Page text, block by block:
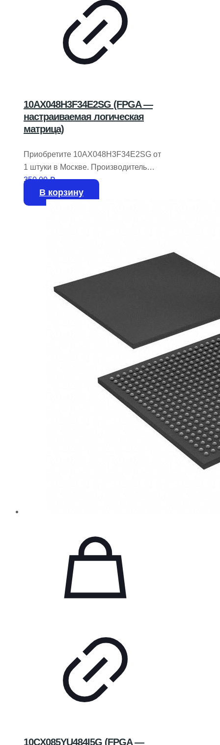
10AX048H3F34E2SG (FPGA —
настраиваемая логическая
матрица)
Приобретите 10AX048H3F34E2SG от
1 штуки в Москве. Производитель
INTEL / ALTERA.
На складе доступно 5 штук.
350,00₽
В корзину
10CX085YU484I5G (FPGA —